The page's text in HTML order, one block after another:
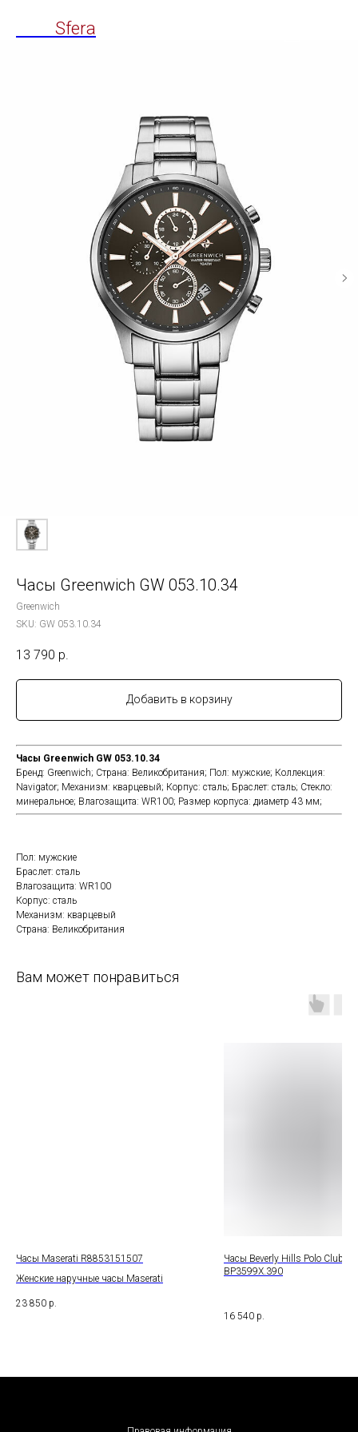
Sfera
Часы Greenwich GW 053.10.34
Greenwich
SKU: GW 053.10.34
13 790 р.
Добавить в корзину
Часы Greenwich GW 053.10.34
Бренд: Greenwich; Страна: Великобритания; Пол: мужские; Коллекция:
Navigator; Механизм: кварцевый; Корпус: сталь; Браслет: сталь; Стекло:
минеральное; Влагозащита: WR100; Размер корпуса: диаметр 43 мм;
Пол: мужские
Браслет: сталь
Влагозащита: WR100
Корпус: сталь
Механизм: кварцевый
Страна: Великобритания
Вам может понравиться
Часы Maserati R8853151507
Женские наручные часы Maserati
23 850 р.
Часы Beverly Hills Polo Club
BP3599X.390
16 540 р.